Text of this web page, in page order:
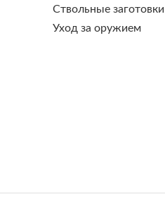
Ствольные заготовки
Уход за оружием